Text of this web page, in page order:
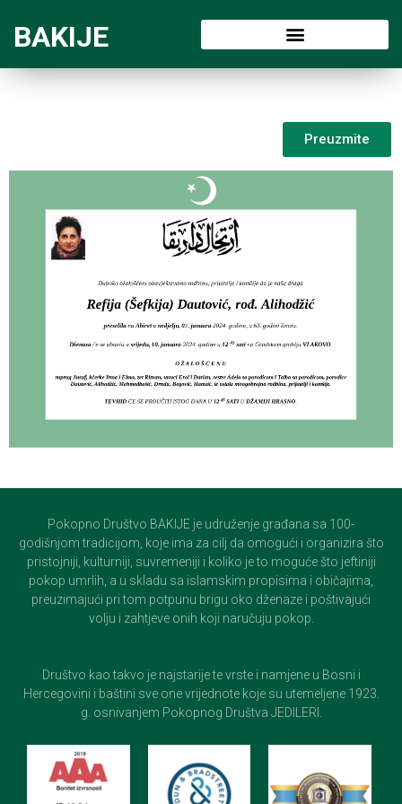
BAKIJE
Preuzmite
Pokopno Društvo BAKIJE je udruženje građana sa 100-
godišnjom tradicijom, koje ima za cilj da omogući i organizira što
pristojniji, kulturniji, suvremeniji i koliko je to moguće što jeftiniji
pokop umrlih, a u skladu sa islamskim propisima i običajima,
preuzimajući pri tom potpunu brigu oko dženaze i poštivajući
volju i zahtjeve onih koji naručuju pokop.
Društvo kao takvo je najstarije te vrste i namjene u Bosni i
Hercegovini i baštini sve one vrijednote koje su utemeljene 1923.
g. osnivanjem Pokopnog Društva JEDILERI.